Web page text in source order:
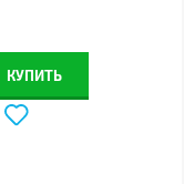
КУПИТЬ